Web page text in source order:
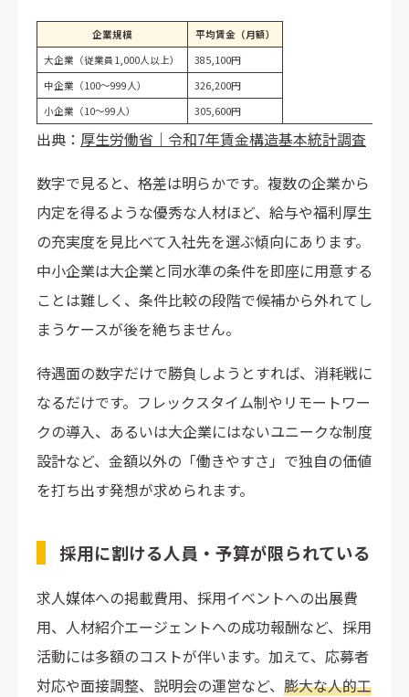
企業規模
平均賃金（月額）
大企業（従業員1,000人以上）
385,100円
中企業（100〜999人）
326,200円
小企業（10〜99人）
305,600円
出典： 厚生労働省｜令和7年賃金構造基本統計調査
数字で見ると、格差は明らかです。複数の企業から
内定を得るような優秀な人材ほど、給与や福利厚生
の充実度を見比べて入社先を選ぶ傾向にあります。
中小企業は大企業と同水準の条件を即座に用意する
ことは難しく、条件比較の段階で候補から外れてし
まうケースが後を絶ちません。
待遇面の数字だけで勝負しようとすれば、消耗戦に
なるだけです。フレックスタイム制やリモートワー
クの導入、あるいは大企業にはないユニークな制度
設計など、金額以外の「働きやすさ」で独自の価値
を打ち出す発想が求められます。
採用に割ける人員・予算が限られている
求人媒体への掲載費用、採用イベントへの出展費
用、人材紹介エージェントへの成功報酬など、採用
活動には多額のコストが伴います。加えて、応募者
対応や面接調整、説明会の運営など、 膨大な人的工